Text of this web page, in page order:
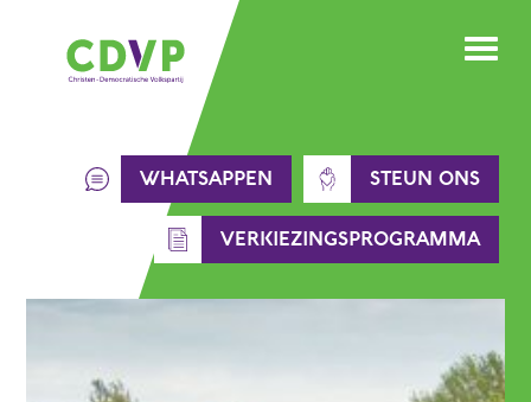
WHATSAPPEN STEUN ONS
VERKIEZINGSPROGRAMMA